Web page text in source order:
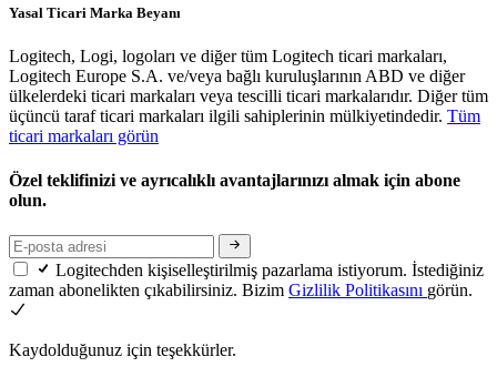
Yasal Ticari Marka Beyanı
Logitech, Logi, logoları ve diğer tüm Logitech ticari markaları,
Logitech Europe S.A. ve/veya bağlı kuruluşlarının ABD ve diğer
ülkelerdeki ticari markaları veya tescilli ticari markalarıdır. Diğer tüm
üçüncü taraf ticari markaları ilgili sahiplerinin mülkiyetindedir. Tüm
ticari markaları görün
Özel teklifinizi ve ayrıcalıklı avantajlarınızı almak için abone
olun.
Logitechden kişiselleştirilmiş pazarlama istiyorum. İstediğiniz
zaman abonelikten çıkabilirsiniz. Bizim Gizlilik Politikasını görün.
Kaydolduğunuz için teşekkürler.